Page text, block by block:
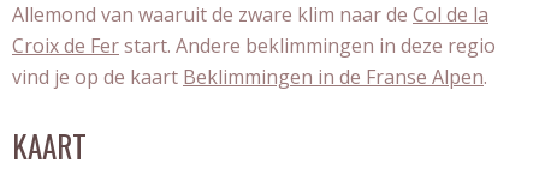
Allemond van waaruit de zware klim naar de Col de la
Croix de Ferstart. Andere beklimmingen in deze regio
vind je op de kaart Beklimmingen in de Franse Alpen.
KAART